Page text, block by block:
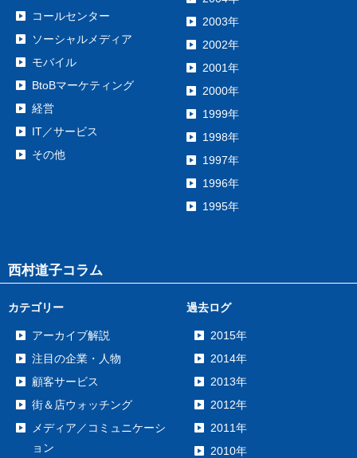
コールセンター
ソーシャルメディア
モバイル
BtoBマーケティング
経営
IT／サービス
その他
2003年
2002年
2001年
2000年
1999年
1998年
1997年
1996年
1995年
西村道子コラム
カテゴリー
アーカイブ解説
注目の企業・人物
顧客サービス
街＆店ウォッチング
メディア／コミュニケーシ
ョン
過去ログ
2015年
2014年
2013年
2012年
2011年
2010年